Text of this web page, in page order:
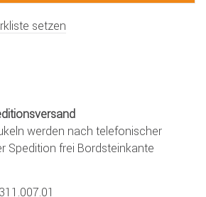
setzen
werden nach telefonischer
Spedition frei Bordsteinkante
311.007.01